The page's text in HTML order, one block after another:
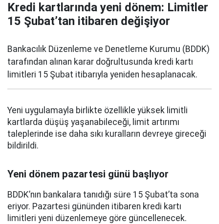
Kredi kartlarında yeni dönem: Limitler
15 Şubat’tan itibaren değişiyor
Bankacılık Düzenleme ve Denetleme Kurumu (BDDK)
tarafından alınan karar doğrultusunda kredi kartı
limitleri 15 Şubat itibarıyla yeniden hesaplanacak.
Yeni uygulamayla birlikte özellikle yüksek limitli
kartlarda düşüş yaşanabileceği, limit artırımı
taleplerinde ise daha sıkı kuralların devreye gireceği
bildirildi.
Yeni dönem pazartesi günü başlıyor
BDDK’nın bankalara tanıdığı süre 15 Şubat’ta sona
eriyor. Pazartesi gününden itibaren kredi kartı
limitleri yeni düzenlemeye göre güncellenecek.